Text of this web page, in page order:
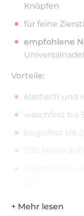
Knöpfen
für feine
empfohlene
Vorteile:
elastisch und
waschfest bis
bügelfest bis
200 Meter auf